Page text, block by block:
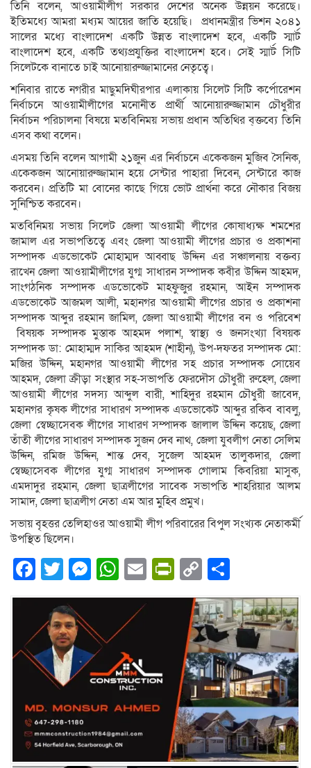
তিনি বলেন, আওয়ামীলীগ সরকার দেশের অনেক উন্নয়ন করেছে।
ইতিমধ্যে আমরা মধ্যম আয়ের জাতি হয়েছি। প্রধানমন্ত্রীর ভিশন ২০৪১
সালের মধ্যে বাংলাদেশ একটি উন্নত বাংলাদেশ হবে, একটি স্মার্ট
বাংলাদেশ হবে, একটি তথ্যপ্রযুক্তির বাংলাদেশ হবে। সেই স্মার্ট সিটি
সিলেটকে বানাতে চাই আনোয়ারুজ্জামানের নেতৃত্বে।
শনিবার রাতে নগরীর মাছুমদিঘীরপার এলাকায় সিলেট সিটি কর্পোরেশন
নির্বাচনে আওয়ামীলীগের মনোনীত প্রার্থী আনোয়ারুজ্জামান চৌধুরীর
নির্বাচন পরিচালনা বিষয়ে মতবিনিময় সভায় প্রধান অতিথির ব্ক্তব্যে তিনি
এসব কথা বলেন।
এসময় তিনি বলেন আগামী ২১জুন এর নির্বাচনে একেকজন মুজিব সৈনিক,
একেকজন আনোয়ারুজ্জামান হয়ে সেন্টার পাহারা দিবেন, সেন্টারে কাজ
করবেন। প্রতিটি মা বোনের কাছে গিয়ে ভোট প্রার্থনা করে নৌকার বিজয়
সুনিশ্চিত করবেন।
মতবিনিময় সভায় সিলেট জেলা আওয়ামী লীগের কোষাধ্যক্ষ শমশের
জামাল এর সভাপতিত্বে এবং জেলা আওয়ামী লীগের প্রচার ও প্রকাশনা
সম্পাদক এডভোকেট মোহাম্মদ আব্বাছ উদ্দিন এর সঞ্চালনায় বক্তব্য
রাখেন জেলা আওয়ামীলীগের যুগ্ম সাধারন সম্পাদক কবীর উদ্দিন আহমদ,
সাংগঠনিক সম্পাদক এডভোকেট মাহফুজুর রহমান, আইন সম্পাদক
এডভোকেট আজমল আলী, মহানগর আওয়ামী লীগের প্রচার ও প্রকাশনা
সম্পাদক আব্দুর রহমান জামিল, জেলা আওয়ামী লীগের বন ও পরিবেশ
বিষয়ক সম্পাদক মুস্তাক আহমদ পলাশ, স্বাস্থ্য ও জনসংখ্যা বিষয়ক
সম্পাদক ডা: মোহাম্মদ সাকির আহমদ (শাহীন), উপ-দফতর সম্পাদক মো:
মজির উদ্দিন, মহানগর আওয়ামী লীগের সহ প্রচার সম্পাদক সোয়েব
আহমদ, জেলা ক্রীড়া সংস্থার সহ-সভাপতি ফেরদৌস চৌধুরী রুহেল, জেলা
আওয়ামী লীগের সদস্য আব্দুল বারী, শাহিদুর রহমান চৌধুরী জাবেদ,
মহানগর কৃষক লীগের সাধারণ সম্পাদক এডভোকেট আব্দুর রকিব বাবলু,
জেলা স্বেচ্ছাসেবক লীগের সাধারণ সম্পাদক জালাল উদ্দিন কয়েছ, জেলা
তাঁতী লীগের সাধারণ সম্পাদক সুজন দেব নাথ, জেলা যুবলীগ নেতা সেলিম
উদ্দিন, রমিজ উদ্দিন, শান্ত দেব, সুজেল আহমদ তালুকদার, জেলা
স্বেচ্ছাসেবক লীগের যুগ্ম সাধারণ সম্পাদক গোলাম কিবরিয়া মাসুক,
এমদাদুর রহমান, জেলা ছাত্রলীগের সাবেক সভাপতি শাহরিয়ার আলম
সামাদ, জেলা ছাত্রলীগ নেতা এম আর মুহিব প্রমুখ।
সভায় বৃহত্তর তেলিহাওর আওয়ামী লীগ পরিবারের বিপুল সংখ্যক নেতাকর্মী
উপস্থিত ছিলেন।
Facebook
Twitter
Messenger
WhatsApp
EmailPrintFriendly
Copy
Link